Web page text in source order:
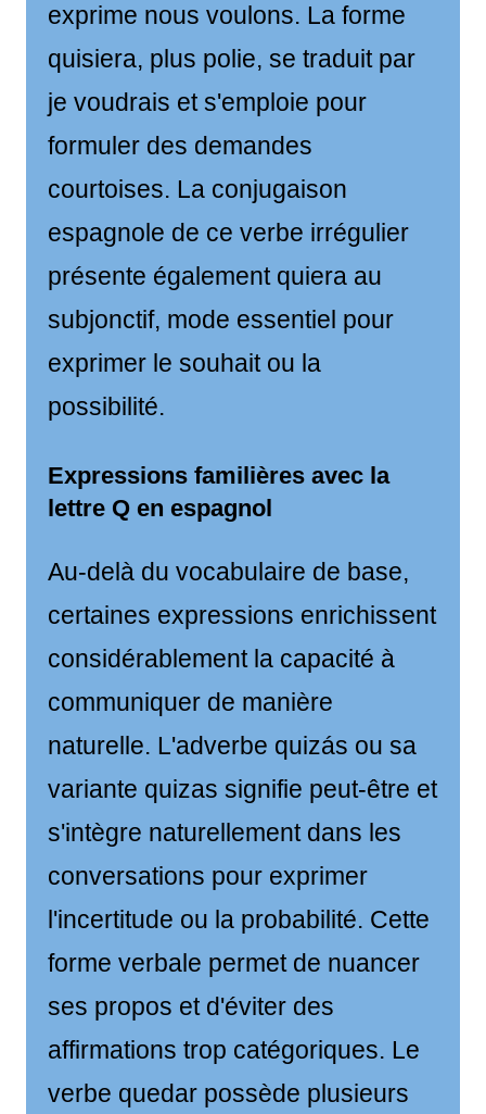
exprime nous voulons. La forme
quisiera, plus polie, se traduit par
je voudrais et s'emploie pour
formuler des demandes
courtoises. La conjugaison
espagnole de ce verbe irrégulier
présente également quiera au
subjonctif, mode essentiel pour
exprimer le souhait ou la
possibilité.
Expressions familières avec la
lettre Q en espagnol
Au-delà du vocabulaire de base,
certaines expressions enrichissent
considérablement la capacité à
communiquer de manière
naturelle. L'adverbe quizás ou sa
variante quizas signifie peut-être et
s'intègre naturellement dans les
conversations pour exprimer
l'incertitude ou la probabilité. Cette
forme verbale permet de nuancer
ses propos et d'éviter des
affirmations trop catégoriques. Le
verbe quedar possède plusieurs